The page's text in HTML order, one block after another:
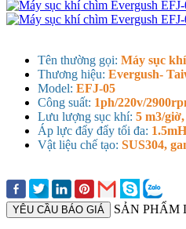
Tên thường gọi: Máy sục
Thương hiệu: Evergush-
Model: EFJ-05
Công suất: 1ph/220v/
Lưu lượng sục khí: 5 m3/
Áp lực đẩy đẩy tối đa:
Vật liệu chế tạo: SUS304,
YÊU CẦU BÁO GIÁ SẢN PHẨM